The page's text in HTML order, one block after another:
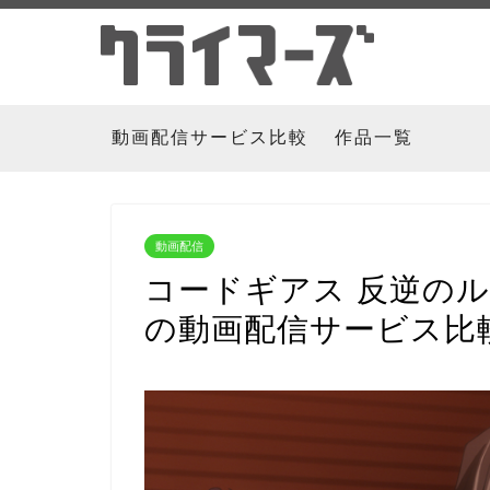
動画配信サービス比較 作品一覧
動画配信
コードギアス 反逆の
の動画配信サービス